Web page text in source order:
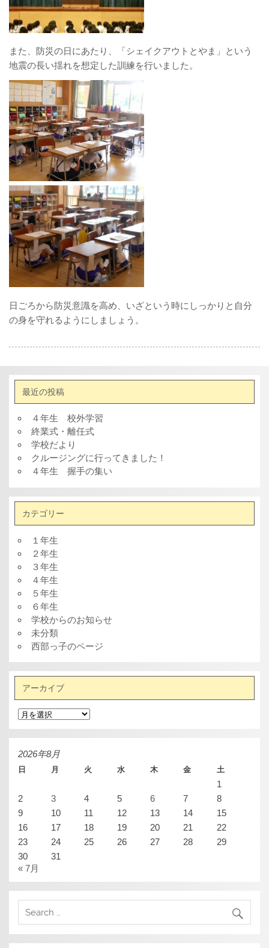
また、防災の日にあたり、「シェイクアウトとやま」という
地震の長い揺れを想定した訓練を行いました。
日ごろから防災意識を高め、いざという時にしっかりと自分
の身を守れるようにしましょう。
最近の投稿
４年生 校外学習
終業式・離任式
学校だより
クルージングに行ってきました！
４年生 握手の集い
カテゴリー
１年生
２年生
３年生
４年生
５年生
６年生
学校からのお知らせ
未分類
西部っ子のページ
アーカイブ
ア
ー
カ
イ
ブ
2026年8月
日 月 火 水 木 金 土
1
2
3 4 5 6 7
8
9
10 11 12 13 14
15
16
17 18 19 20 21
22
23
24 25 26 27 28
29
30
31
« 7月